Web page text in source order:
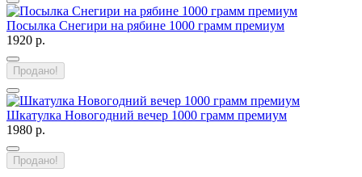
Посылка Снегири на рябине 1000 грамм премиум
1920 р.
Продано!
Шкатулка Новогодний вечер 1000 грамм премиум
1980 р.
Продано!